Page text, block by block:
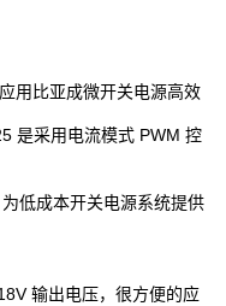
用比亚成微开关电源高效
是采用电流模式 PWM 控
低成本开关电源系统提供
输出电压，很方便的应